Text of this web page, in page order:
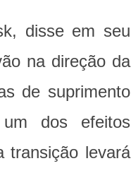
disse em seu
na direção da
de suprimento
dos efeitos
transição levará